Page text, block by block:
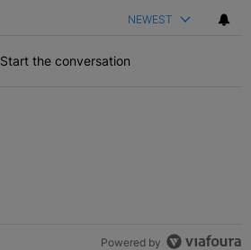
NEWEST
Start the conversation
Powered by